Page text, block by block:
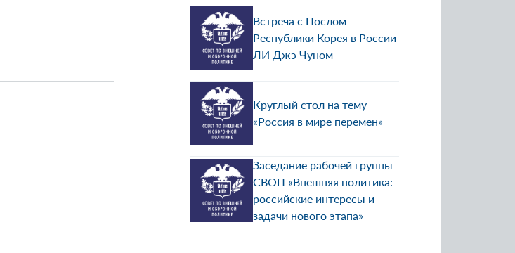
Встреча с Послом
Республики Корея в России
ЛИ Джэ Чуном
Круглый стол на тему
«Россия в мире перемен»
Заседание рабочей группы
СВОП «Внешняя политика:
российские интересы и
задачи нового этапа»